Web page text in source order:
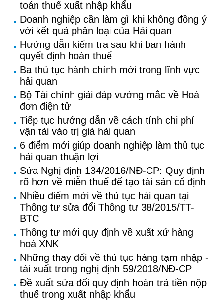
toán thuế xuất nhập khẩu
Doanh nghiệp cần làm gì khi không đồng ý
với kết quả phân loại của Hải quan
Hướng dẫn kiểm tra sau khi ban hành
quyết định hoàn thuế
Ba thủ tục hành chính mới trong lĩnh vực
hải quan
Bộ Tài chính giải đáp vướng mắc về Hoá
đơn điện tử
Tiếp tục hướng dẫn về cách tính chi phí
vận tải vào trị giá hải quan
6 điểm mới giúp doanh nghiệp làm thủ tục
hải quan thuận lợi
Sửa Nghị định 134/2016/NĐ-CP: Quy định
rõ hơn về miễn thuế để tạo tài sản cố định
Nhiều điểm mới về thủ tục hải quan tại
Thông tư sửa đổi Thông tư 38/2015/TT-
BTC
Thông tư mới quy định về xuất xứ hàng
hoá XNK
Những thay đổi về thủ tục hàng tạm nhập -
tái xuất trong nghị định 59/2018/NĐ-CP
Đề xuất sửa đổi quy định hoàn trả tiền nộp
thuế trong xuất nhập khẩu